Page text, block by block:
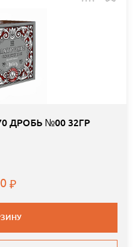
ДРОБЬ №00 32ГР